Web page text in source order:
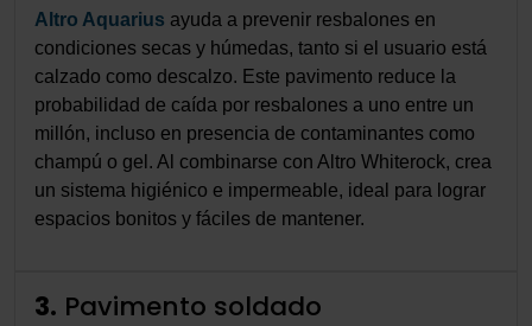
Altro Aquarius ayuda a prevenir resbalones en
condiciones secas y húmedas, tanto si el usuario está
calzado como descalzo. Este pavimento reduce la
probabilidad de caída por resbalones a uno entre un
millón, incluso en presencia de contaminantes como
champú o gel. Al combinarse con Altro Whiterock, crea
un sistema higiénico e impermeable, ideal para lograr
espacios bonitos y fáciles de mantener.
3. Pavimento soldado